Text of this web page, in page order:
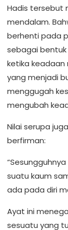
Hadis tersebut
mendalam.
berhenti pada
sebagai
ketika
yang menjadi
menggugah
mengubah
Nilai serupa
berfirman:
suatu kaum
ada pada diri
Ayat ini
sesuatu yang